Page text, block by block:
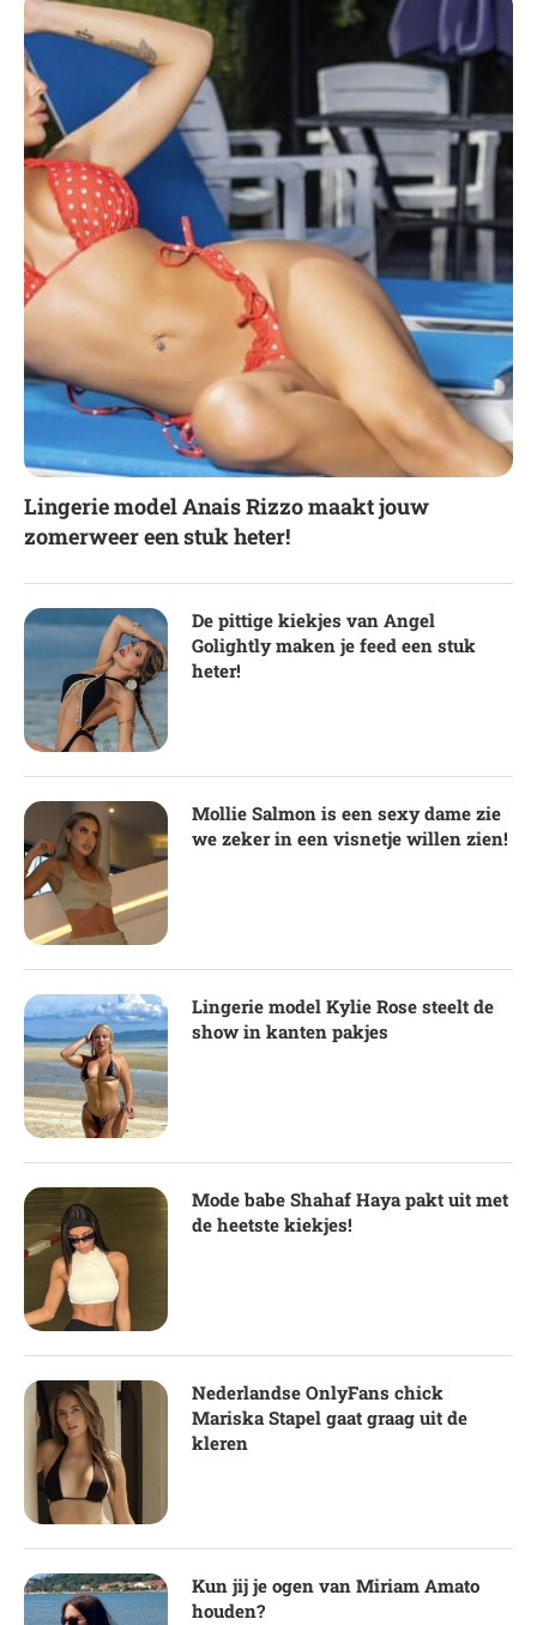
Lingerie model Anais Rizzo maakt jouw
zomerweer een stuk heter!
De pittige kiekjes van Angel
Golightly maken je feed een stuk
heter!
Mollie Salmon is een sexy dame zie
we zeker in een visnetje willen zien!
Lingerie model Kylie Rose steelt de
show in kanten pakjes
Mode babe Shahaf Haya pakt uit met
de heetste kiekjes!
Nederlandse OnlyFans chick
Mariska Stapel gaat graag uit de
kleren
Kun jij je ogen van Miriam Amato
houden?